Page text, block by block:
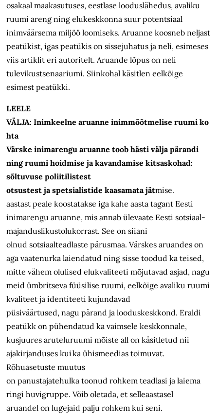
osakaal maakasutuses, eestlase looduslähedus, avaliku
ruumi areng ning elukeskkonna suur potentsiaal
inimväärsema miljöö loomiseks. Aruanne koosneb neljast
peatükist, igas peatükis on sissejuhatus ja neli, esimeses
viis artiklit eri autoritelt. Aruande lõpus on neli
tulevikustsenaariumi. Siinkohal käsitlen eelkõige
esimest peatükki.
LEELE
VÄLJA: Inimkeelne aruanne inimmõõtmelise ruumi ko
hta
Värske inimarengu aruanne toob hästi välja pärandi
ning ruumi hoidmise ja kavandamise kitsaskohad:
sõltuvuse poliitilistest
otsustest ja spetsialistide kaasamata jätmise.
aastast peale koostatakse iga kahe aasta tagant Eesti
inimarengu aruanne, mis annab ülevaate Eesti sotsiaal-
majanduslikustolukorrast. See on siiani
olnud sotsiaalteadlaste pärusmaa. Värskes aruandes on
aga vaatenurka laiendatud ning sisse toodud ka teised,
mitte vähem olulised elukvaliteeti mõjutavad asjad, nagu
meid ümbritseva füüsilise ruumi, eelkõige avaliku ruumi
kvaliteet ja identiteeti kujundavad
püsiväärtused, nagu pärand ja looduskeskkond. Eraldi
peatükk on pühendatud ka vaimsele keskkonnale,
kusjuures aruteluruumi mõiste all on käsitletud nii
ajakirjanduses kui ka ühismeedias toimuvat.
Rõhuasetuste muutus
on panustajatehulka toonud rohkem teadlasi ja laiema
ringi huvigruppe. Võib oletada, et selleaastasel
aruandel on lugejaid palju rohkem kui seni.